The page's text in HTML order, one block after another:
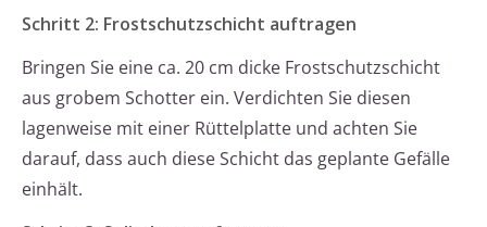
Schritt 2: Frostschutzschicht auftragen
Bringen Sie eine ca. 20 cm dicke Frostschutzschicht
aus grobem Schotter ein. Verdichten Sie diesen
lagenweise mit einer Rüttelplatte und achten Sie
darauf, dass auch diese Schicht das geplante Gefälle
einhält.